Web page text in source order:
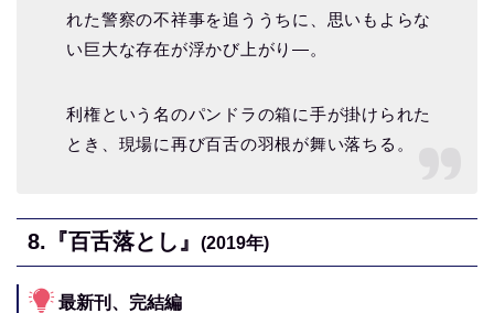
れた警察の不祥事を追ううちに、思いもよらな
い巨大な存在が浮かび上がり―。
利権という名のパンドラの箱に手が掛けられた
とき、現場に再び百舌の羽根が舞い落ちる。
8.『百舌落とし』 (2019年)
最新刊、完結編